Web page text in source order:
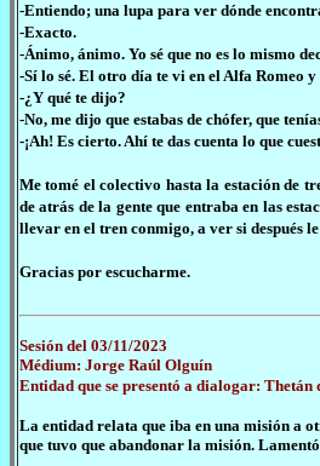
-Entiendo; una lupa para ver dónde
-Exacto.
-Ánimo, ánimo. Yo sé que no es lo mismo
-Sí lo sé. El otro día te vi en el Alfa Romeo
-¿Y qué te dijo?
-No, me dijo que estabas de chófer, que
-¡Ah! Es cierto. Ahí te das cuenta lo que
Me tomé el colectivo hasta la estación de
de atrás de la gente que entraba en las
llevar en el tren conmigo, a ver si después
Gracias por escucharme.
Sesión del 03/11/2023
Médium: Jorge Raúl Olguín
Entidad que se presentó a dialogar: Thetán
La entidad relata que iba en una misión a
que tuvo que abandonar la misión.